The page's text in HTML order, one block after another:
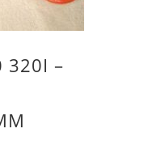
320I –